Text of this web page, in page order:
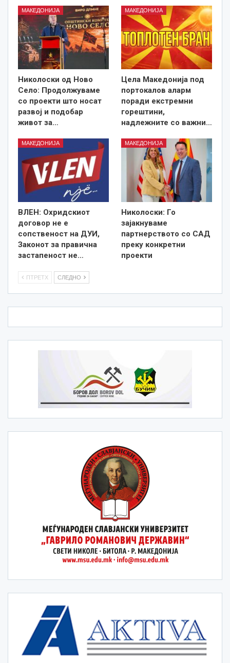
МАКЕДОНИЈА
Николоски од Ново
Село: Продолжуваме
со проекти што носат
развој и подобар
живот за…
МАКЕДОНИЈА
Цела Македонија под
портокалов аларм
поради екстремни
горештини,
надлежните со важни…
МАКЕДОНИЈА
ВЛЕН: Охридскиот
договор не е
сопственост на ДУИ,
Законот за правична
застапеност не…
МАКЕДОНИЈА
Николоски: Го
зајакнуваме
партнерството со САД
преку конкретни
проекти
ПТРЕТХ СЛЕДНО